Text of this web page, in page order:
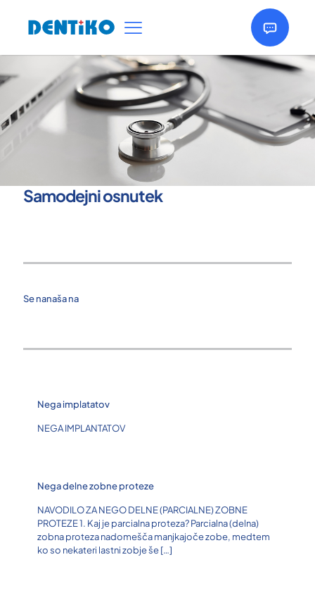
Samodejni osnutek
Se nanaša na
Nega implatatov
NEGA IMPLANTATOV
Nega delne zobne proteze
NAVODILO ZA NEGO DELNE (PARCIALNE) ZOBNE
PROTEZE 1. Kaj je parcialna proteza? Parcialna (delna)
zobna proteza nadomešča manjkajoče zobe, medtem
ko so nekateri lastni zobje še[…]